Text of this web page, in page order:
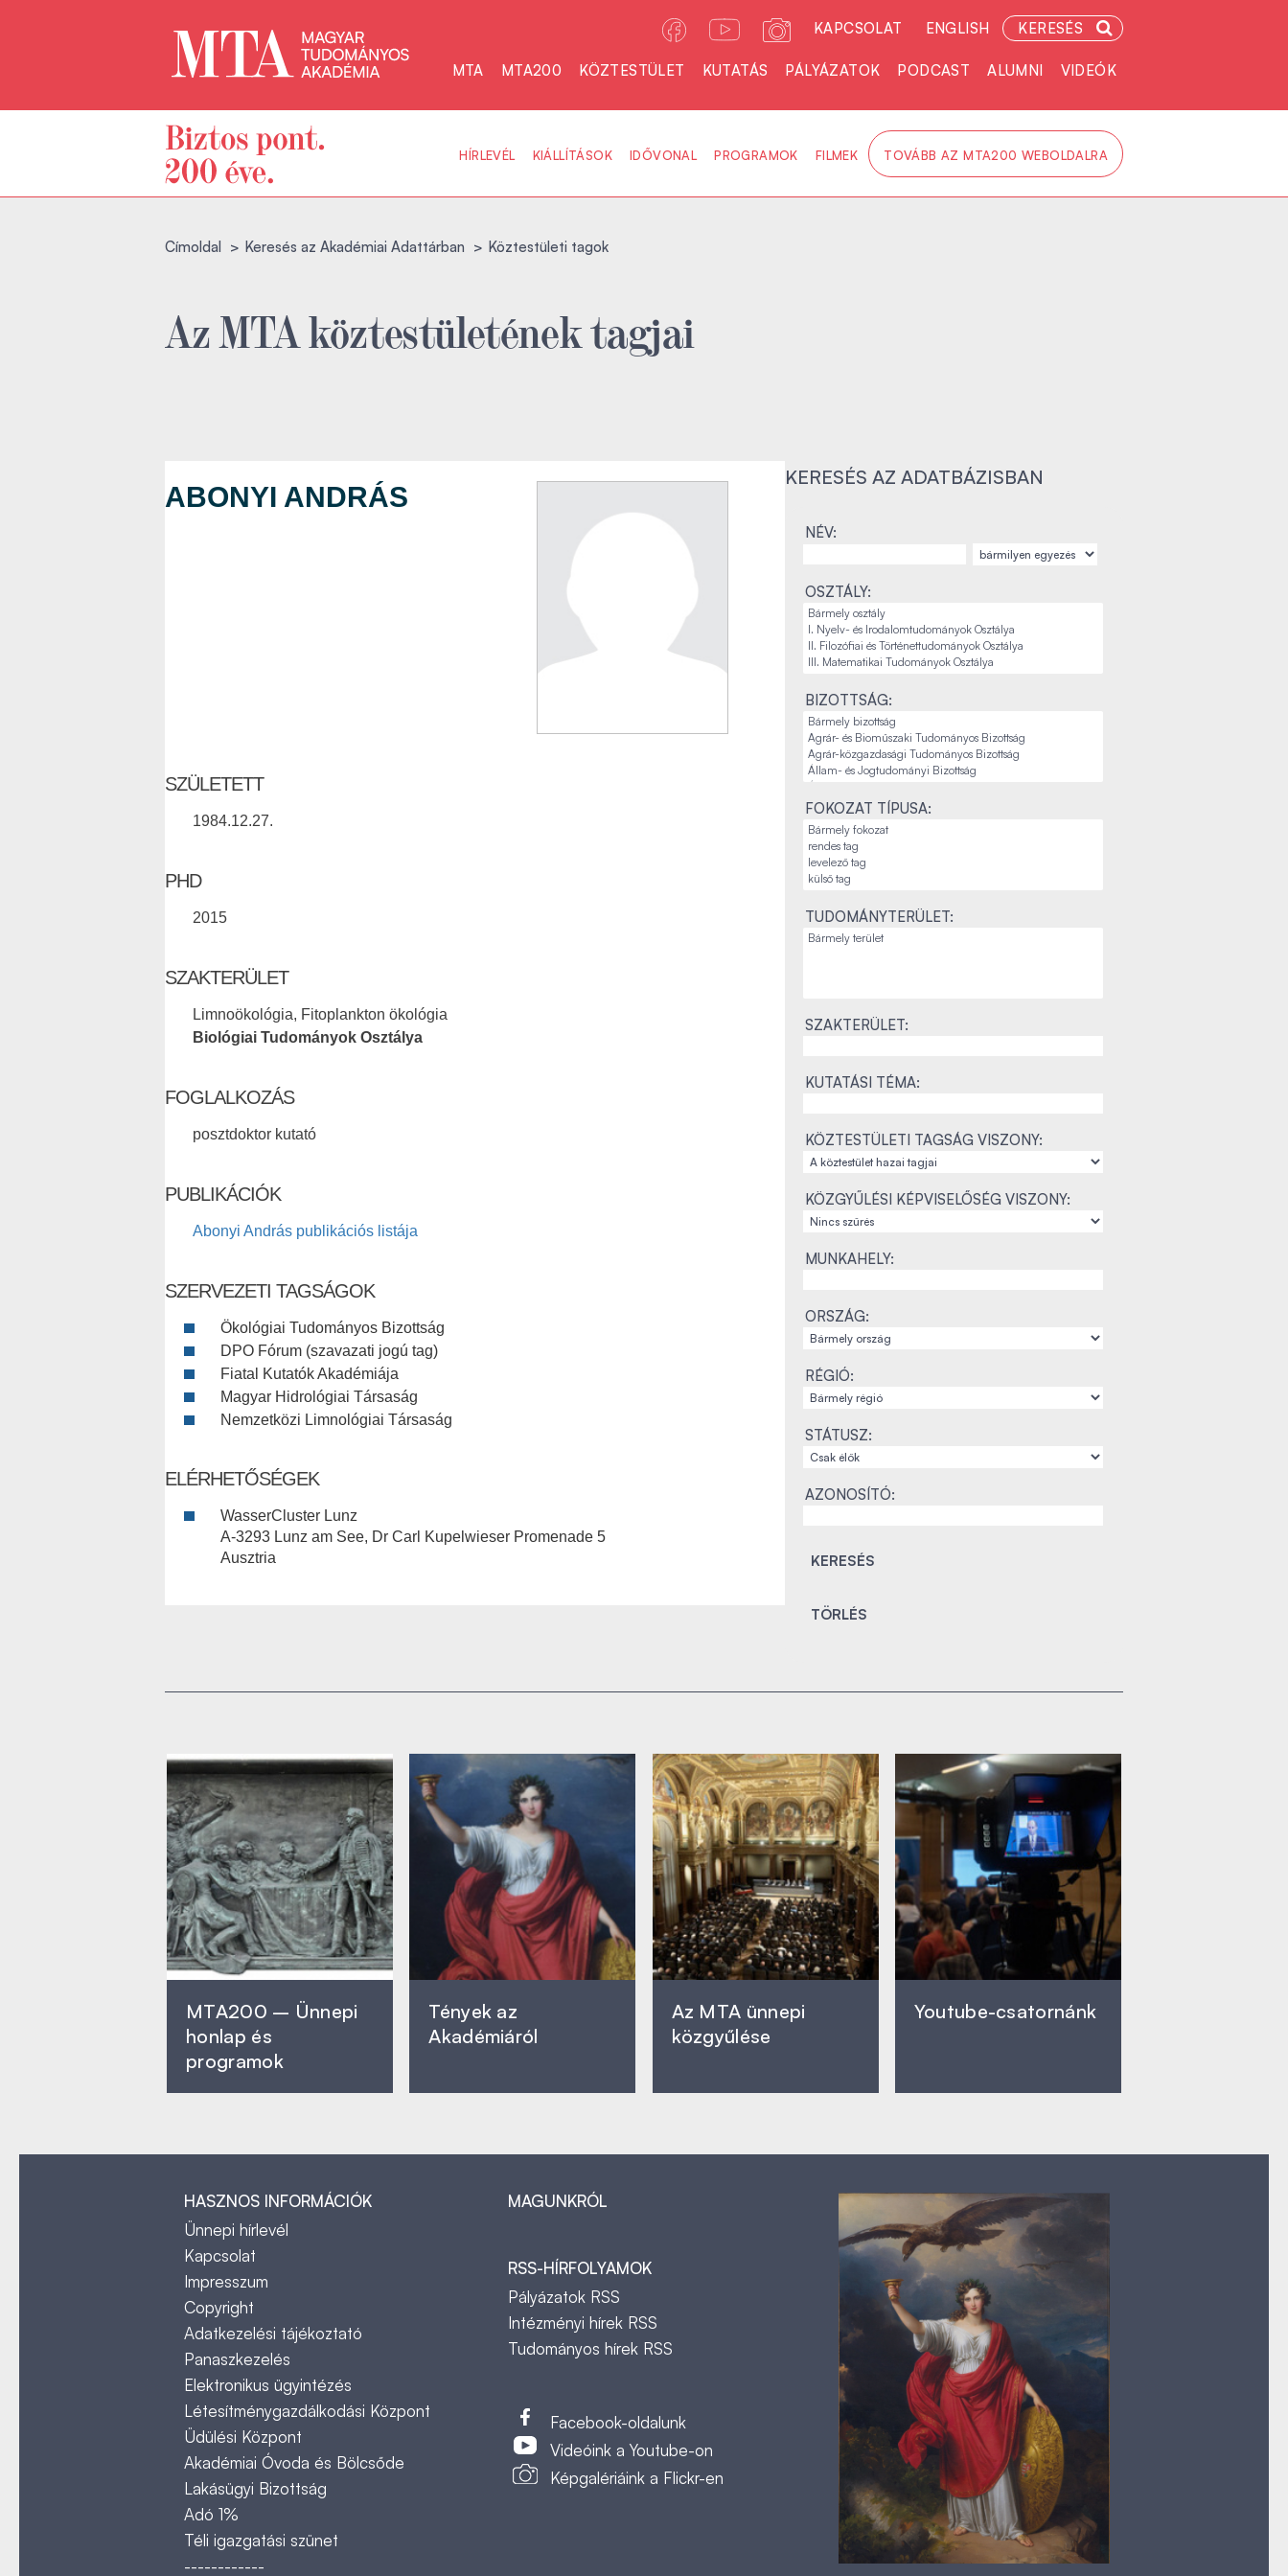
KAPCSOLAT ENGLISH KERESÉS
MTA MTA200 KÖZTESTÜLET KUTATÁS PÁLYÁZATOK PODCAST ALUMNI VIDEÓK
HÍRLEVÉL KIÁLLÍTÁSOK IDŐVONAL PROGRAMOK FILMEK TOVÁBB AZ MTA200 WEBOLDALRA
Címoldal Keresés az Akadémiai Adattárban Köztestületi tagok
Az MTA köztestületének tagjai
ABONYI ANDRÁS
SZÜLETETT
1984.12.27.
PHD
2015
SZAKTERÜLET
Limnoökológia, Fitoplankton ökológia
Biológiai Tudományok Osztálya
FOGLALKOZÁS
posztdoktor kutató
PUBLIKÁCIÓK
Abonyi András publikációs listája
SZERVEZETI TAGSÁGOK
Ökológiai Tudományos Bizottság
DPO Fórum (szavazati jogú tag)
Fiatal Kutatók Akadémiája
Magyar Hidrológiai Társaság
Nemzetközi Limnológiai Társaság
ELÉRHETŐSÉGEK
WasserCluster Lunz
A-3293 Lunz am See, Dr Carl Kupelwieser Promenade 5
Ausztria
KERESÉS AZ ADATBÁZISBAN
NÉV:
OSZTÁLY:
BIZOTTSÁG:
FOKOZAT TÍPUSA:
TUDOMÁNYTERÜLET:
SZAKTERÜLET:
KUTATÁSI TÉMA:
KÖZTESTÜLETI TAGSÁG VISZONY:
KÖZGYŰLÉSI KÉPVISELŐSÉG VISZONY:
MUNKAHELY:
ORSZÁG:
RÉGIÓ:
STÁTUSZ:
AZONOSÍTÓ:
MTA200 – Ünnepi
honlap és
programok
Tények az
Akadémiáról
Az MTA ünnepi
közgyűlése
Youtube-csatornánk
HASZNOS INFORMÁCIÓK
Ünnepi hírlevél
Kapcsolat
Impresszum
Copyright
Adatkezelési tájékoztató
Panaszkezelés
Elektronikus ügyintézés
Létesítménygazdálkodási Központ
Üdülési Központ
Akadémiai Óvoda és Bölcsőde
Lakásügyi Bizottság
Adó 1%
Téli igazgatási szünet
------------
MAGUNKRÓL
RSS-HÍRFOLYAMOK
Pályázatok RSS
Intézményi hírek RSS
Tudományos hírek RSS
Facebook-oldalunk
Videóink a Youtube-on
Képgalériáink a Flickr-en